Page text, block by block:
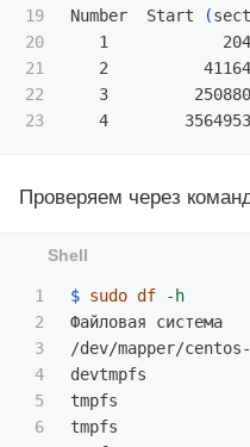
19
20
21
22
Number  Start (
1
2
3
Проверяем через
1
2
3
4
5
6
$ sudo df
-h
Файловая система
/dev/mapper/
devtmpfs
tmpfs
tmpfs